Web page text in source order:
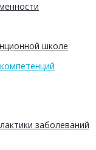
школе
заболеваний